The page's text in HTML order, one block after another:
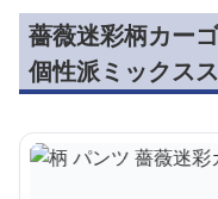
薔薇迷彩柄カー
個性派ミックス